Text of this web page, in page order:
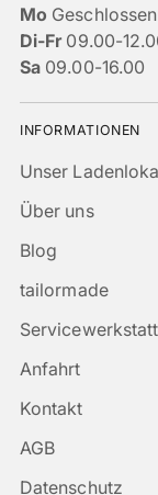
Mo Geschlossen
Di-Fr09.00-
Sa 09.00-16.00
INFORMATIONEN
Unser
Über uns
Blog
tailormade
Servicewerkstatt
Anfahrt
Kontakt
AGB
Datenschutz